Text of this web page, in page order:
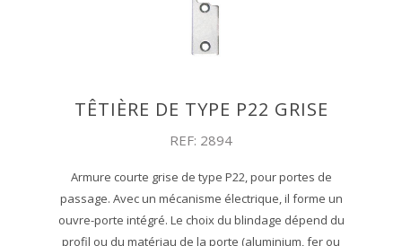
TÊTIÈRE DE TYPE P22 GRISE
REF: 2894
Armure courte grise de type P22, pour portes de
passage. Avec un mécanisme électrique, il forme un
ouvre-porte intégré. Le choix du blindage dépend du
profil ou du matériau de la porte (aluminium, fer ou